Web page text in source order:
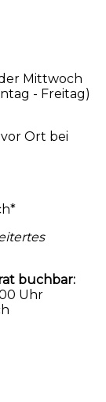
Mittwoch
- Freitag)
Ort bei
buchbar:
Uhr